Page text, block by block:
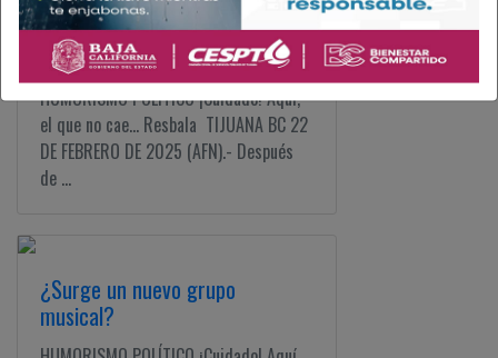
Aparecen los memes sobre El
Mayo y Morena
HUMORISMO POLÍTICO ¡Cuidado! Aquí,
el que no cae... Resbala TIJUANA BC 22
DE FEBRERO DE 2025 (AFN).- Después
de ...
¿Surge un nuevo grupo
musical?